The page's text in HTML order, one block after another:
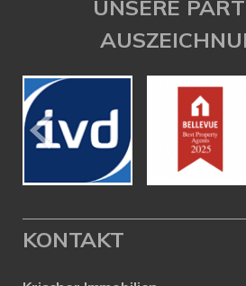
UNSERE
KONTAKT